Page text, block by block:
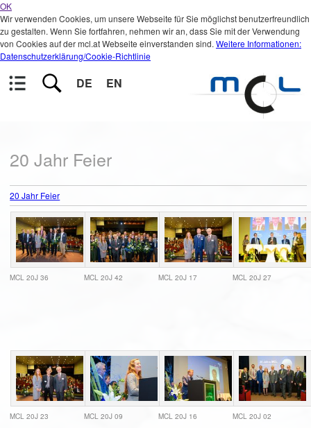
OK
Wir verwenden Cookies, um unsere Webseite für Sie möglichst benutzerfreundlich
zu gestalten. Wenn Sie fortfahren, nehmen wir an, dass Sie mit der Verwendung
von Cookies auf der mcl.at Webseite einverstanden sind. Weitere Informationen:
Datenschutzerklärung/Cookie-Richtlinie
DE EN
20 Jahr Feier
20 Jahr Feier
MCL 20J 36 MCL 20J 42 MCL 20J 17 MCL 20J 27
MCL 20J 23 MCL 20J 09 MCL 20J 16 MCL 20J 02